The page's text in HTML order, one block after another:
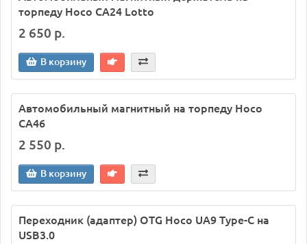
торпеду Hoco CA24 Lotto
2 650 р.
В корзину
Автомобильный магнитный на торпеду Hoco
CA46
2 550 р.
В корзину
Переходник (адаптер) OTG Hoco UA9 Type-C на
USB3.0